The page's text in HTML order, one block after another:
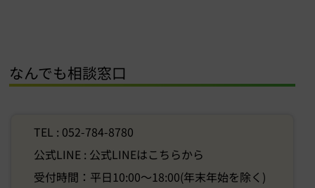
なんでも相談窓口
TEL : 052-784-8780
公式LINE : 公式LINEはこちらから
受付時間：平日10:00〜18:00(年末年始を除く)